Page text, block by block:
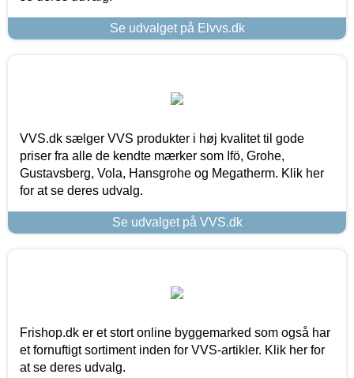
Se udvalget på Elvvs.dk
VVS.dk sælger VVS produkter i høj kvalitet til gode
priser fra alle de kendte mærker som Ifö, Grohe,
Gustavsberg, Vola, Hansgrohe og Megatherm. Klik her
for at se deres udvalg.
Se udvalget på VVS.dk
Frishop.dk er et stort online byggemarked som også har
et fornuftigt sortiment inden for VVS-artikler. Klik her for
at se deres udvalg.